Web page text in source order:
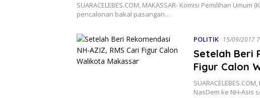
SUARACELEBES.COM, MAKASSAR- Komisi Pemilihan
pencalonan bakal pasangan…
POLITIK 15/09/2017
Setelah Beri
Figur Calon
NasDem ke NH-Asis